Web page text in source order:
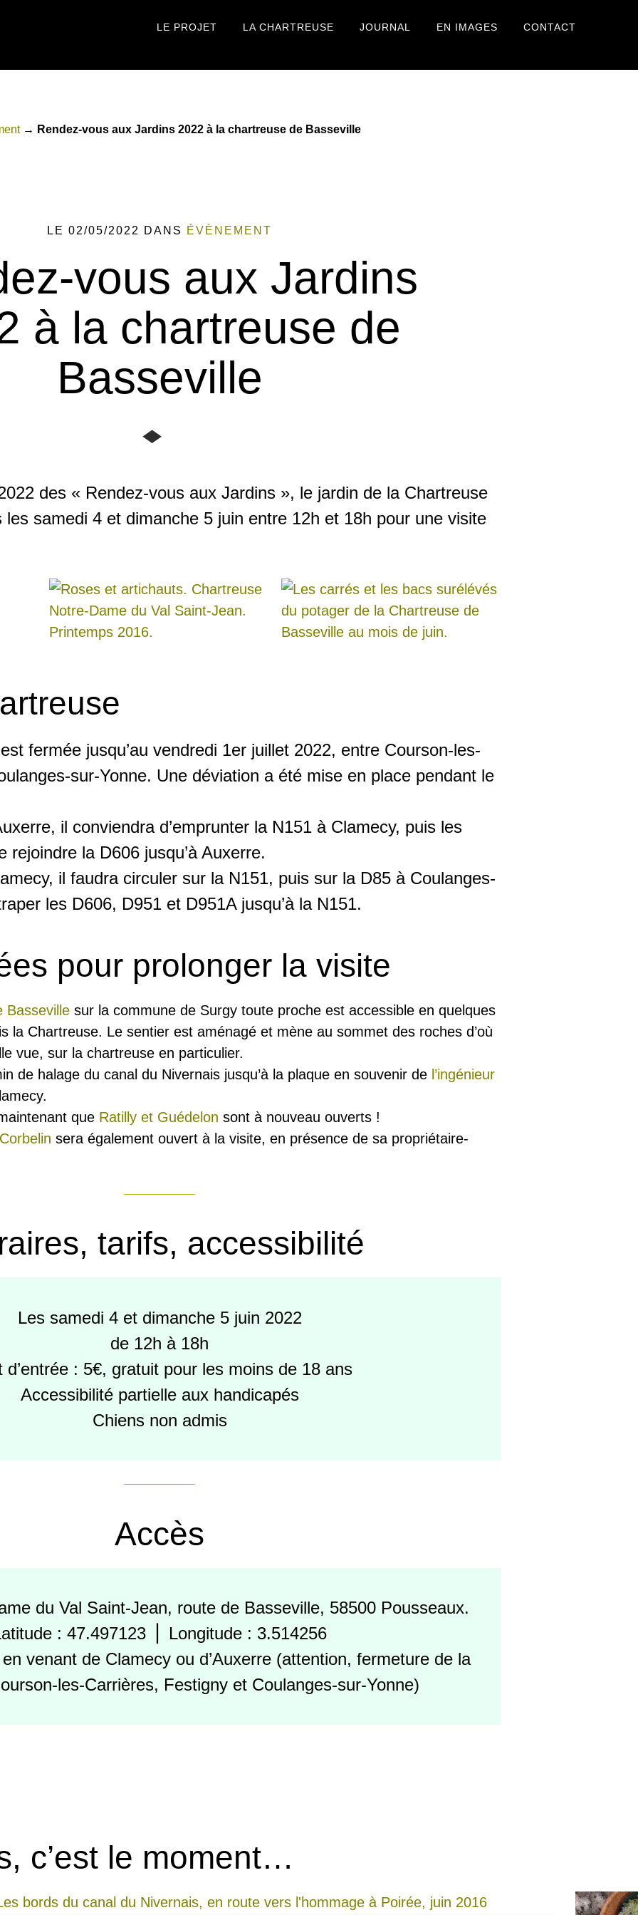
LE PROJET LA CHARTREUSE JOURNAL EN IMAGES CONTACT
→ Rendez-vous aux Jardins 2022 à la chartreuse de Basseville
LE 02/05/2022 DANS ÉVÈNEMENT
vous aux Jardins
à la chartreuse de
Basseville
des « Rendez-vous aux Jardins », le jardin de la Chartreuse
samedi 4 et dimanche 5 juin entre 12h et 18h pour une visite
fermée jusqu’au vendredi 1er juillet 2022, entre Courson-les-
sur-Yonne. Une déviation a été mise en place pendant le
il conviendra d’emprunter la N151 à Clamecy, puis les
rejoindre la D606 jusqu’à Auxerre.
il faudra circuler sur la N151, puis sur la D85 à Coulanges-
les D606, D951 et D951A jusqu’à la N151.
pour prolonger la visite
Basseville sur la commune de Surgy toute proche est accessible en quelques
la Chartreuse. Le sentier est aménagé et mène au sommet des roches d’où
vue, sur la chartreuse en particulier.
de halage du canal du Nivernais jusqu’à la plaque en souvenir de l’ingénieur
que Ratilly et Guédelon sont à nouveau ouverts !
sera également ouvert à la visite, en présence de sa propriétaire-
tarifs, accessibilité
Les samedi 4 et dimanche 5 juin 2022
de 12h à 18h
d’entrée : 5€, gratuit pour les moins de 18 ans
Accessibilité partielle aux handicapés
Chiens non admis
Accès
du Val Saint-Jean, route de Basseville, 58500 Pousseaux.
: 47.497123 ⎪ Longitude : 3.514256
venant de Clamecy ou d’Auxerre (attention, fermeture de la
les-Carrières, Festigny et Coulanges-sur-Yonne)
c’est le moment…